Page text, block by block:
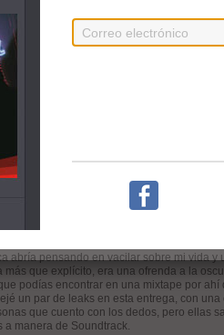
droga y Racing lab]
[Producido por Malos, Ayetheplug y Racing lab]
vez que concluí un proyecto de manera
momento muy oscuro en mi vida del cuál
abría pensando en vacilar sobre mi vida
más que explícito, era una ofrenda a la
podías encontrar en una mixtape por
un par de leaks en esta entrega, con
que cuento con los dedos, pero ellas
a manera de Soundtrack.